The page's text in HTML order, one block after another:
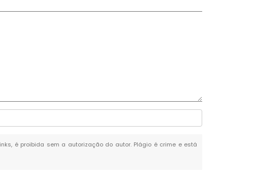
é proibida sem a autorização do autor. Plágio é crime e está